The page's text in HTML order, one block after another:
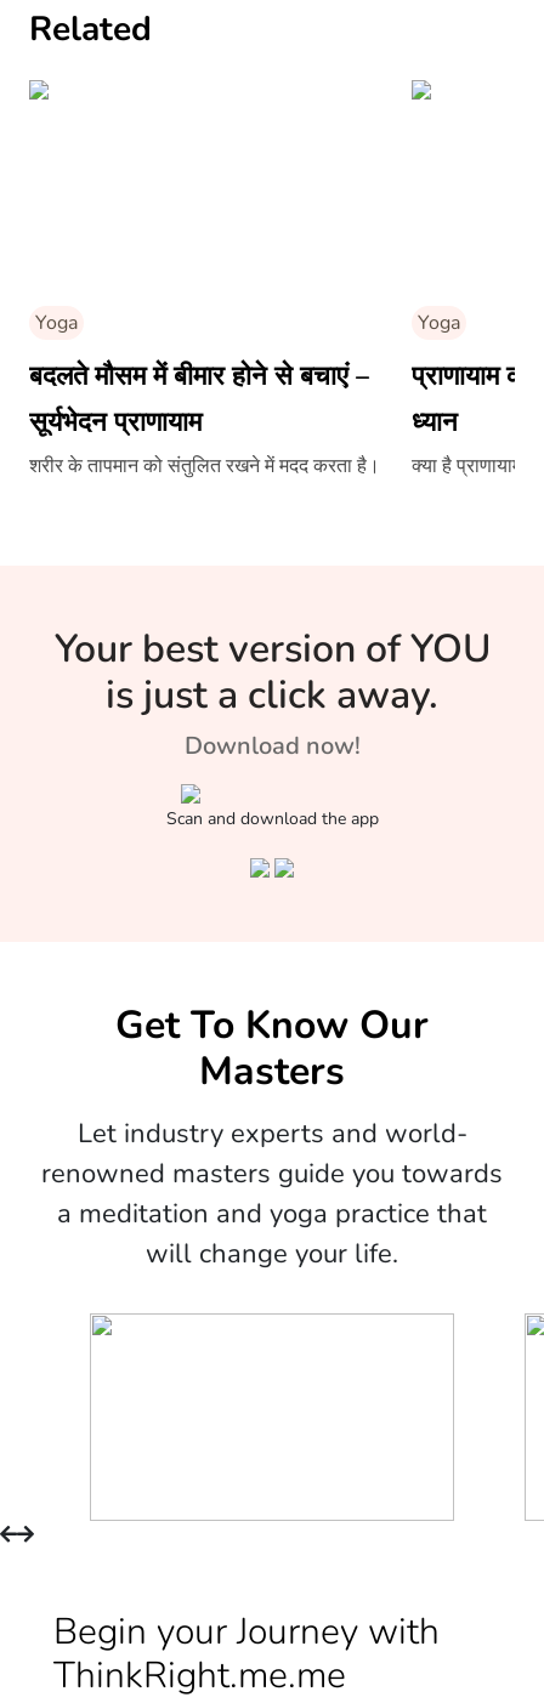
Related
Yoga
बदलते मौसम में बीमार होने से बचाएं –
सूर्यभेदन प्राणायाम
शरीर के तापमान को संतुलित रखने में मदद करता है।
Yoga
प्राणायाम
ध्यान
क्या है प्राणायाम
Your best version of YOU
is just a click away.
Download now!
Scan and download the app
Get To Know Our
Masters
Let industry experts and world-
renowned masters guide you towards
a meditation and yoga practice that
will change your life.
Begin your Journey with
ThinkRight.me.me